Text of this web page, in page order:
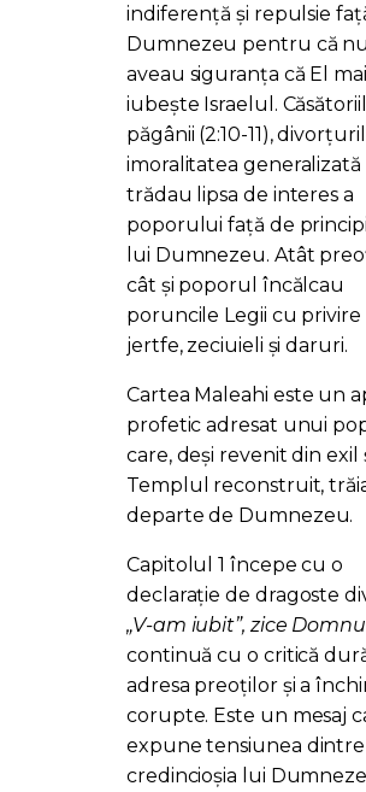
indiferență și repulsie
Dumnezeu pentru că
aveau siguranța că El mai
iubește Israelul.
păgânii (2:10-11),
imoralitatea generalizată
trădau lipsa de interes a
poporului față de
lui Dumnezeu. Atât
cât și poporul încălcau
poruncile Legii cu privire
jertfe, zeciuieli și daruri.
Cartea Maleahi este un
profetic adresat unui
care, deși revenit din exil
Templul reconstruit,
departe de Dumnezeu.
Capitolul 1 începe cu o
declarație de dragoste
„V-am iubit”, zice
continuă cu o critică
adresa preoților și a
corupte. Este un mesaj
expune tensiunea dintre
credincioșia lui